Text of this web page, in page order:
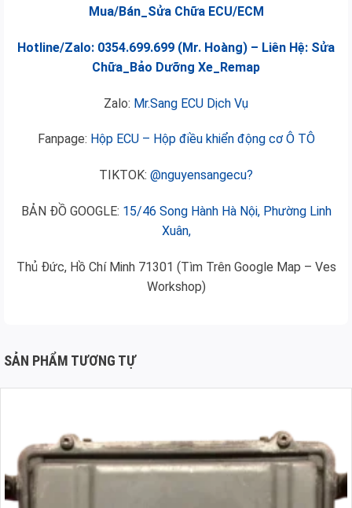
Mua/Bán_Sửa Chữa ECU/ECM
Hotline/Zalo: 0354.699.699 (Mr. Hoàng) – Liên Hệ: Sửa
Chữa_Bảo Dưỡng Xe_Remap
Zalo: Mr.Sang ECU Dịch Vụ
Fanpage: Hộp ECU – Hộp điều khiển động cơ Ô TÔ
TIKTOK: @nguyensangecu?
BẢN ĐỒ GOOGLE: 15/46 Song Hành Hà Nội, Phường Linh
Xuân,
Thủ Đức, Hồ Chí Minh 71301 (Tìm Trên Google Map – Ves
Workshop)
SẢN PHẨM TƯƠNG TỰ